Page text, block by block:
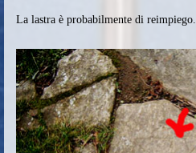
La lastra è probabilmente di reimpiego.